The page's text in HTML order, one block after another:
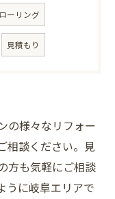
ーリング
見積もり
の様々なリフォー
相談ください。見
方も気軽にご相談
うに岐阜エリアで